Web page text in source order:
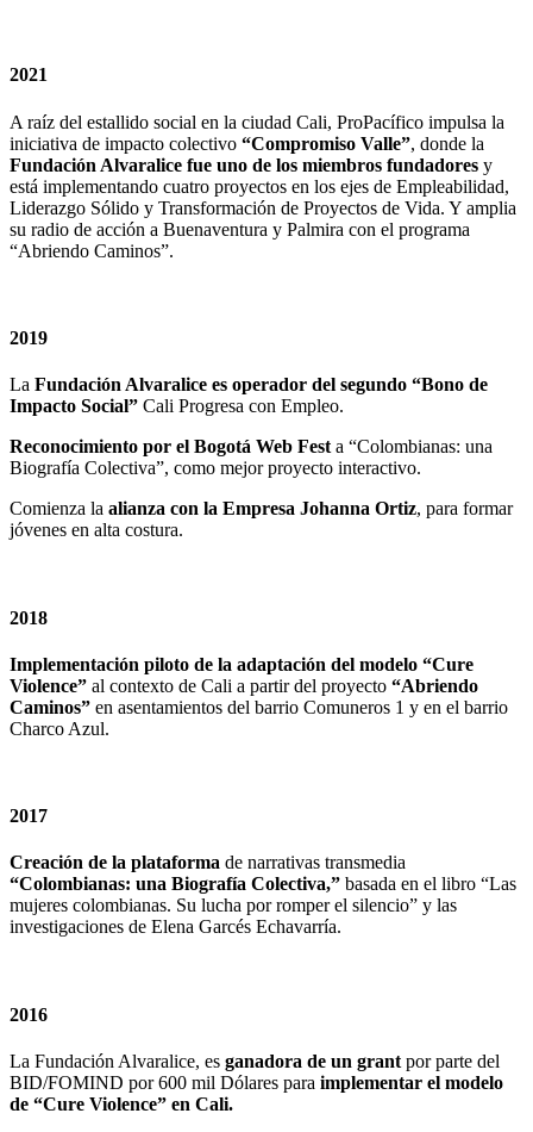
2021
A raíz del estallido social en la ciudad Cali, ProPacífico impulsa la
iniciativa de impacto colectivo “Compromiso Valle”, donde la
Fundación Alvaralice fue uno de los miembros fundadores y
está implementando cuatro proyectos en los ejes de Empleabilidad,
Liderazgo Sólido y Transformación de Proyectos de Vida. Y amplia
su radio de acción a Buenaventura y Palmira con el programa
“Abriendo Caminos”.
2019
La Fundación Alvaralice es operador del segundo “Bono de
Impacto Social” Cali Progresa con Empleo.
Reconocimiento por el Bogotá Web Fest a “Colombianas: una
Biografía Colectiva”, como mejor proyecto interactivo.
Comienza la alianza con la Empresa Johanna Ortiz, para formar
jóvenes en alta costura.
2018
Implementación piloto de la adaptación del modelo “Cure
Violence” al contexto de Cali a partir del proyecto “Abriendo
Caminos” en asentamientos del barrio Comuneros 1 y en el barrio
Charco Azul.
2017
Creación de la plataforma de narrativas transmedia
“Colombianas: una Biografía Colectiva,” basada en el libro “Las
mujeres colombianas. Su lucha por romper el silencio” y las
investigaciones de Elena Garcés Echavarría.
2016
La Fundación Alvaralice, es ganadora de un grant por parte del
BID/FOMIND por 600 mil Dólares para implementar el modelo
de “Cure Violence” en Cali.